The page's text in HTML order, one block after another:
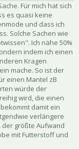
Für mich hat sich
es quasi keine
und dass ich
Solche Sachen wie
Ich nähe 50%
indem ich einen
Kragen
mache. So ist der
einen Mantel zB
würde der
wird, die einen
damit ein
verlängere
größte Aufwand
mit Futterstoff und